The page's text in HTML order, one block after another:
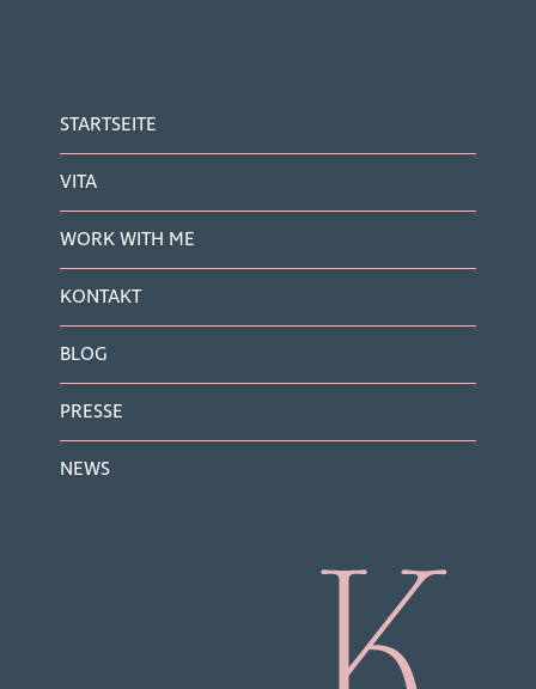
STARTSEITE
VITA
WORK WITH ME
KONTAKT
BLOG
PRESSE
NEWS